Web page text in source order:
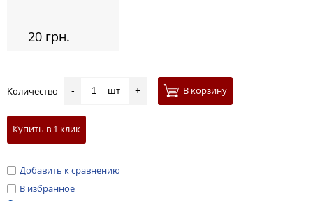
20 грн.
Количество - шт + В корзину
Купить в 1 клик
Добавить к сравнению
В избранное